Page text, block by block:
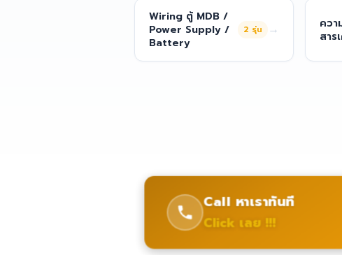
Wiring ตู้ MDB /
Power Supply /
Battery
2 รุ่น →
คว
สาร
Call หาเราทันที
Click เลย !!!